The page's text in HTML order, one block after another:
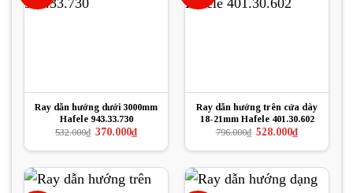
Ray dẫn hướng dưới 3000mm
Hafele 943.33.730
532.000₫ Giá
là:
370.000₫Giá
hiện
tại
370.000₫.
Ray dẫn hướng trên cửa dày
18-21mm Hafele 401.30.602
796.000₫ Giá
là:
528.000₫Giá
hiện
tại
528.000₫.